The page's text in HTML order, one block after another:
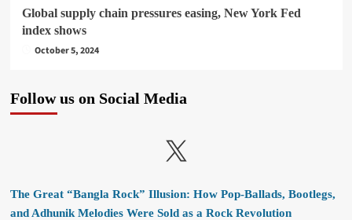
Global supply chain pressures easing, New York Fed
index shows
October 5, 2024
Follow us on Social Media
X
The Great “Bangla Rock” Illusion: How Pop-Ballads, Bootlegs,
and Adhunik Melodies Were Sold as a Rock Revolution